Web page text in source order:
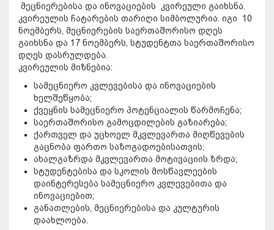
მეცნიერებისა და ინოვაციების კვირეული გაიხსნა.
კვირეულის ჩატარების თარიღი სიმბოლურია. იგი 10
ნოემბერს, მეცნიერების საერთაშორისო დღეს
გაიხსნა და 17 ნოემბერს, სტუდენტთა საერთაშორისო
დღეს დასრულდება.
კვირეულის მიზნებია:
სამეცნიერო კვლევებისა და ინოვაციების
ხელშეწყობა;
ქვეყნის სამეცნიერო პოტენციალის წარმოჩენა;
საერთაშორისო გამოცდილების გაზიარება;
ქართველ და უცხოელ მკვლევართა მიღწევების
გაცნობა ფართო საზოგადოებისათვის;
ახალგაზრდა მკვლევართა მოტივაციის ზრდა;
სტუდენტებისა და სკოლის მოსწავლეების
დაინტერესება სამეცნიერო კვლევებითა და
ინოვაციებით;
განათლების, მეცნიერებისა და კულტურის
დაახლოება.